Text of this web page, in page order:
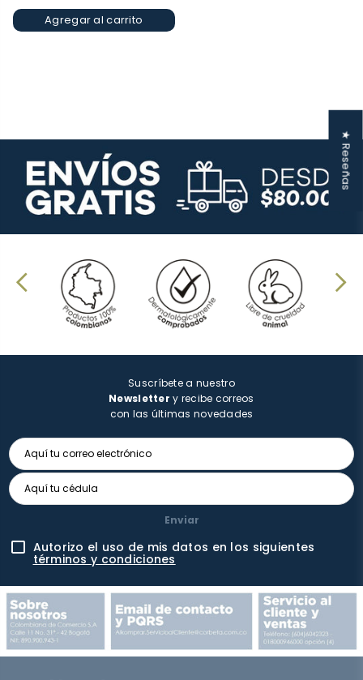
Agregar al carrito
Suscríbete a nuestro
Newsletter y recibe correos
con las últimas novedades
Enviar
Autorizo el uso de mis datos en los siguientes
términos y condiciones
★ Reseñas